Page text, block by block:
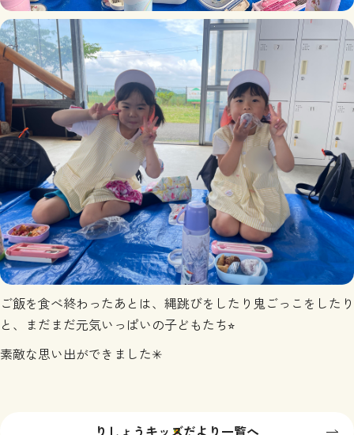
ご飯を食べ終わったあとは、縄跳びをしたり鬼ごっこをしたり
と、まだまだ元気いっぱいの子どもたち⭐︎
素敵な思い出ができました✳︎